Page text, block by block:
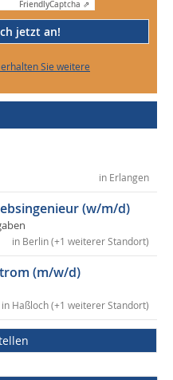
FriendlyCaptcha ⇗
jetzt an!
Sie weitere
in Erlangen
(w/m/d)
in Berlin (+1 weiterer Standort)
(m/w/d)
in Haßloch (+1 weiterer Standort)